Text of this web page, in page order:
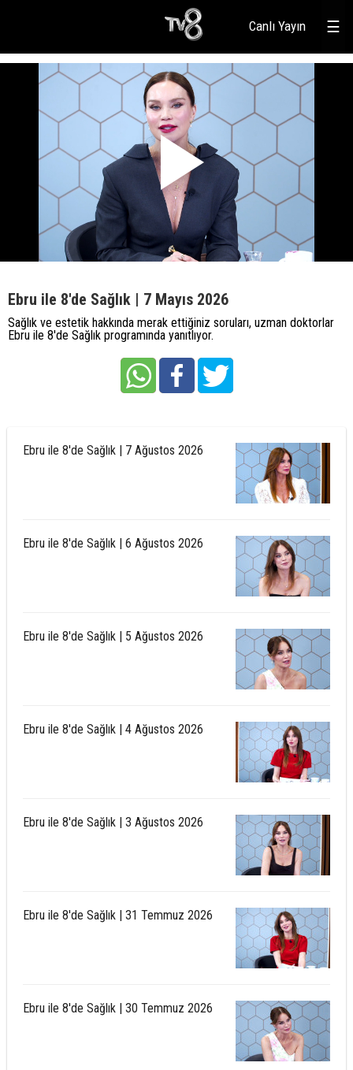
☰
Canlı Yayın
Ebru ile 8'de Sağlık | 7 Mayıs 2026
Sağlık ve estetik hakkında merak ettiğiniz soruları, uzman doktorlar
Ebru ile 8'de Sağlık programında yanıtlıyor.
Ebru ile 8'de Sağlık | 7 Ağustos 2026
Ebru ile 8'de Sağlık | 6 Ağustos 2026
Ebru ile 8'de Sağlık | 5 Ağustos 2026
Ebru ile 8'de Sağlık | 4 Ağustos 2026
Ebru ile 8'de Sağlık | 3 Ağustos 2026
Ebru ile 8'de Sağlık | 31 Temmuz 2026
Ebru ile 8'de Sağlık | 30 Temmuz 2026